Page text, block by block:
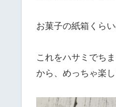
お菓子の紙箱くら
これをハサミでち
から、めっちゃ楽